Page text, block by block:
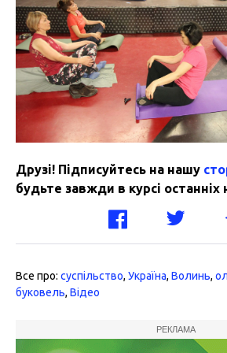
Друзі! Підписуйтесь на нашу
будьте завжди в курсі останніх
Все про: суспільство, Україна, Волинь,
буковель, Відео
РЕКЛАМА